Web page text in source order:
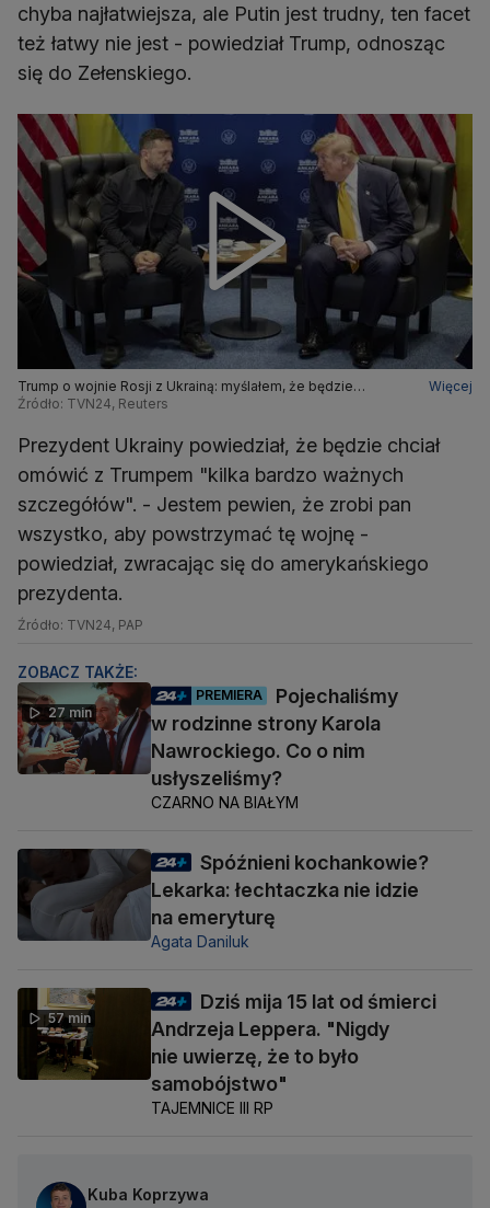
chyba najłatwiejsza, ale Putin jest trudny, ten facet
też łatwy nie jest - powiedział Trump, odnosząc
się do Zełenskiego.
Trump o wojnie Rosji z Ukrainą: myślałem, że będzie
najłatwiejsza do zakończenia
Więcej
Źródło: TVN24, Reuters
Prezydent Ukrainy powiedział, że będzie chciał
omówić z Trumpem "kilka bardzo ważnych
szczegółów". - Jestem pewien, że zrobi pan
wszystko, aby powstrzymać tę wojnę -
powiedział, zwracając się do amerykańskiego
prezydenta.
Źródło: TVN24, PAP
ZOBACZ TAKŻE:
27 min
PREMIERA
Pojechaliśmy
w rodzinne strony Karola
Nawrockiego. Co o nim
usłyszeliśmy?
CZARNO NA BIAŁYM
Spóźnieni kochankowie?
Lekarka: łechtaczka nie idzie
na emeryturę
Agata Daniluk
57 min
Dziś mija 15 lat od śmierci
Andrzeja Leppera. "Nigdy
nie uwierzę, że to było
samobójstwo"
TAJEMNICE III RP
Kuba Koprzywa